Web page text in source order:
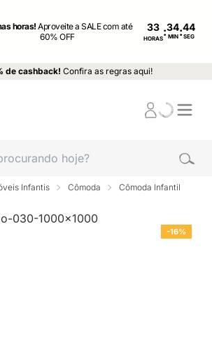
horas!Aproveite a SALE com até
60% OFF
33
HORAS: MIN : SEG
de cashback! Confira as regras aqui!
Infantis Cômoda Cômoda Infantil
-16%